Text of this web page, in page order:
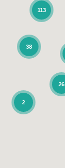
26
113
38
2